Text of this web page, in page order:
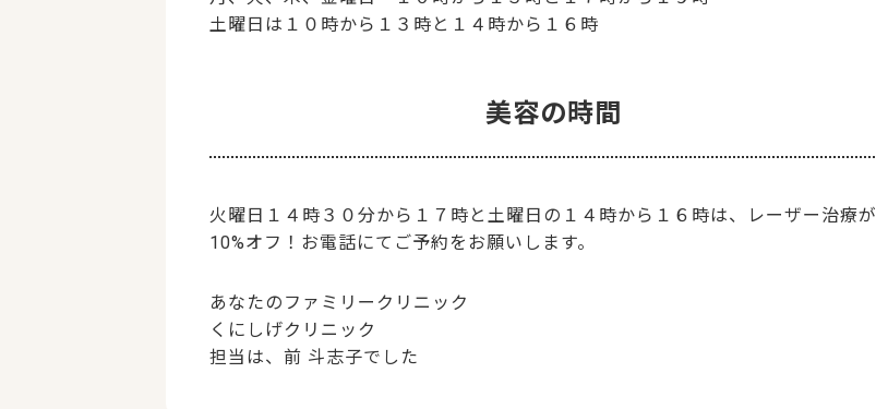
土曜日は１０時から１３時と１４時から１６時
美容の時間
火曜日１４時３０分から１７時と土曜日の１４時から１６時は、レーザー治療が
10%オフ！お電話にてご予約をお願いします。
あなたのファミリークリニック
くにしげクリニック
担当は、前 斗志子でした